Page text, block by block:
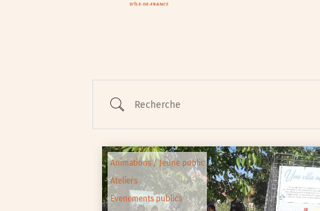
Animations / Jeune public
Ateliers
Evenements publics